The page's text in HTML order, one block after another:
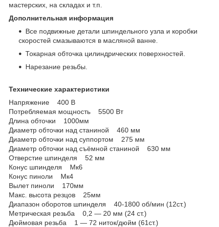
мастерских, на складах и т.п.
Дополнительная информация
Все подвижные детали шпиндельного узла и коробки
скоростей смазываются в масляной ванне.
Токарная обточка цилиндрических поверхностей.
Нарезание резьбы.
Технические характеристики
Напряжение 400 В
Потребляемая мощность 5500 Вт
Длина обточки 1000мм
Диаметр обточки над станиной 460 мм
Диаметр обточки над суппортом 275 мм
Диаметр обточки над съёмной станиной 630 мм
Отверстие шпинделя 52 мм
Конус шпинделя Мк6
Конус пиноли Мк4
Вылет пиноли 170мм
Макс. высота резцов 25мм
Диапазон оборотов шпинделя 40-1800 об/мин (12ст.)
Метрическая резьба 0,2 — 20 мм (24 ст.)
Дюймовая резьба 1 — 72 ниток/дюйм (61ст.)